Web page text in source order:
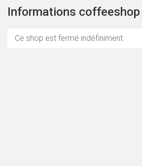
Informations coffeeshop
Ce shop est fermé indéfiniment.